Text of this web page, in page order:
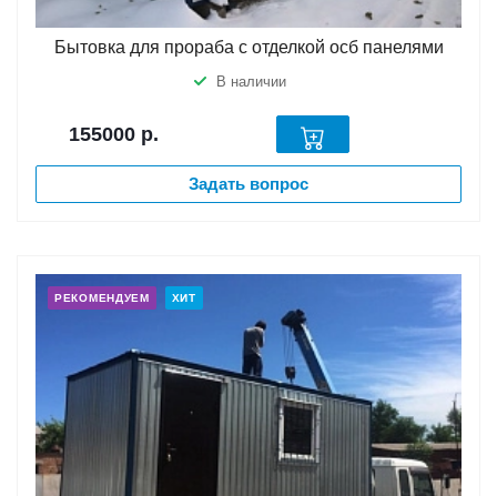
Бытовка для прораба с отделкой осб панелями
В наличии
155000 р.
Задать вопрос
РЕКОМЕНДУЕМ ХИТ